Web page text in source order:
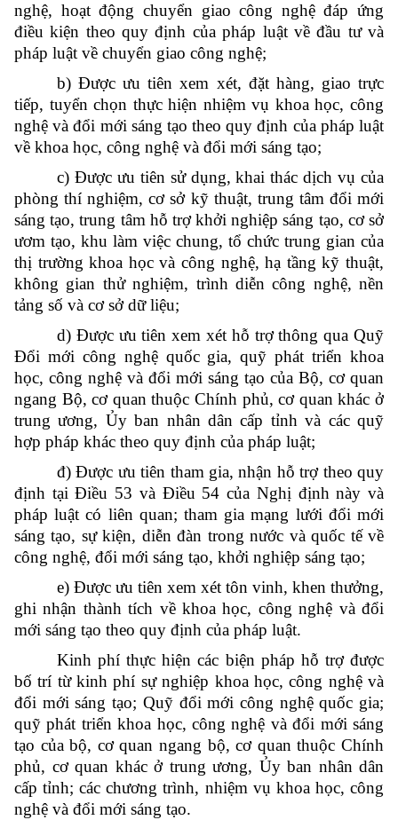
nghệ, hoạt động chuyển giao công nghệ đáp ứng
điều kiện theo quy định của pháp luật về đầu tư và
pháp luật về chuyển giao công nghệ;
b) Được ưu tiên xem xét, đặt hàng, giao trực
tiếp, tuyển chọn thực hiện nhiệm vụ khoa học, công
nghệ và đổi mới sáng tạo theo quy định của pháp luật
về khoa học, công nghệ và đổi mới sáng tạo;
c) Được ưu tiên sử dụng, khai thác dịch vụ của
phòng thí nghiệm, cơ sở kỹ thuật, trung tâm đổi mới
sáng tạo, trung tâm hỗ trợ khởi nghiệp sáng tạo, cơ sở
ươm tạo, khu làm việc chung, tổ chức trung gian của
thị trường khoa học và công nghệ, hạ tầng kỹ thuật,
không gian thử nghiệm, trình diễn công nghệ, nền
tảng số và cơ sở dữ liệu;
d) Được ưu tiên xem xét hỗ trợ thông qua Quỹ
Đổi mới công nghệ quốc gia, quỹ phát triển khoa
học, công nghệ và đổi mới sáng tạo của Bộ, cơ quan
ngang Bộ, cơ quan thuộc Chính phủ, cơ quan khác ở
trung ương, Ủy ban nhân dân cấp tỉnh và các quỹ
hợp pháp khác theo quy định của pháp luật;
đ) Được ưu tiên tham gia, nhận hỗ trợ theo quy
định tại Điều 53 và Điều 54 của Nghị định này và
pháp luật có liên quan; tham gia mạng lưới đổi mới
sáng tạo, sự kiện, diễn đàn trong nước và quốc tế về
công nghệ, đổi mới sáng tạo, khởi nghiệp sáng tạo;
e) Được ưu tiên xem xét tôn vinh, khen thưởng,
ghi nhận thành tích về khoa học, công nghệ và đổi
mới sáng tạo theo quy định của pháp luật.
Kinh phí thực hiện các biện pháp hỗ trợ được
bố trí từ kinh phí sự nghiệp khoa học, công nghệ và
đổi mới sáng tạo; Quỹ đổi mới công nghệ quốc gia;
quỹ phát triển khoa học, công nghệ và đổi mới sáng
tạo của bộ, cơ quan ngang bộ, cơ quan thuộc Chính
phủ, cơ quan khác ở trung ương, Ủy ban nhân dân
cấp tỉnh; các chương trình, nhiệm vụ khoa học, công
nghệ và đổi mới sáng tạo.